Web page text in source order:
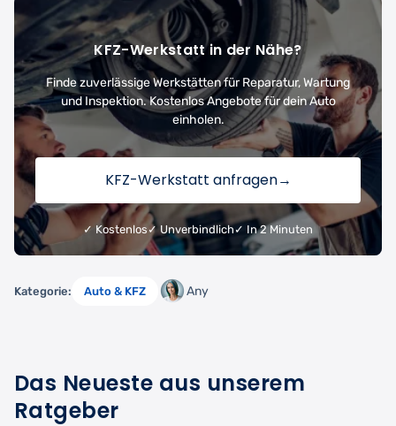
KFZ-Werkstatt in der Nähe?
Finde zuverlässige Werkstätten für Reparatur, Wartung
und Inspektion. Kostenlos Angebote für dein Auto
einholen.
KFZ-Werkstatt anfragen→
✓ Kostenlos ✓ Unverbindlich ✓ In 2 Minuten
Kategorie: Auto & KFZ Any
Das Neueste aus unserem
Ratgeber